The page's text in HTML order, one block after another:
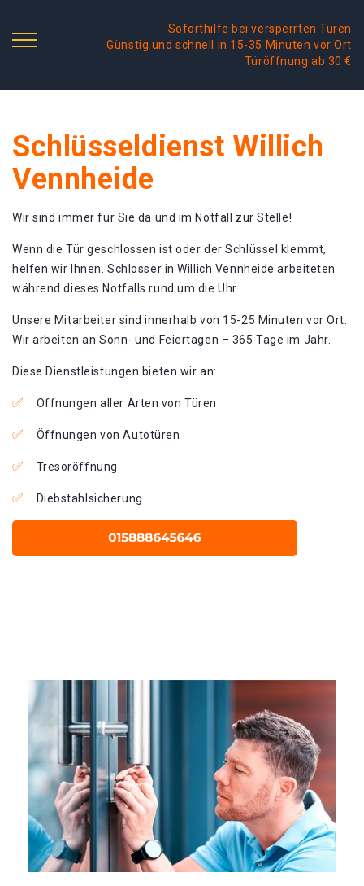
Soforthilfe bei versperrten Türen
Günstig und schnell in 15-35 Minuten vor Ort
Türöffnung ab 30 €
Schlüsseldienst Willich
Vennheide
Wir sind immer für Sie da und im Notfall zur Stelle!
Wenn die Tür geschlossen ist oder der Schlüssel klemmt,
helfen wir Ihnen. Schlosser in Willich Vennheide arbeiteten
während dieses Notfalls rund um die Uhr.
Unsere Mitarbeiter sind innerhalb von 15-25 Minuten vor Ort.
Wir arbeiten an Sonn- und Feiertagen – 365 Tage im Jahr.
Diese Dienstleistungen bieten wir an:
Öffnungen aller Arten von Türen
Öffnungen von Autotüren
Tresoröffnung
Diebstahlsicherung